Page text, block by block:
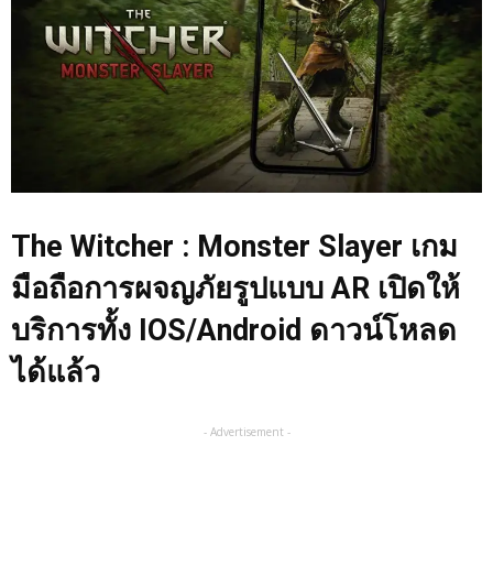
The Witcher : Monster Slayer เกม
มือถือการผจญภัยรูปแบบ AR เปิดให้
บริการทั้ง IOS/Android ดาวน์โหลด
ได้แล้ว
- Advertisement -